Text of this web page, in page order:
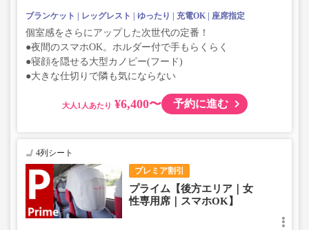
ブランケット レッグレスト ゆったり 充電OK 座席指定
個室感をさらにアップした次世代の定番！
●夜間のスマホOK。ホルダー付で手もらくらく
●寝顔を隠せる大型カノピー(フード)
●大きな仕切りで隣も気にならない
大人 ¥6,400〜 予約に進む
プレミア割引
4列シート
プライム【後方エリア｜女
性専用席｜スマホOK】